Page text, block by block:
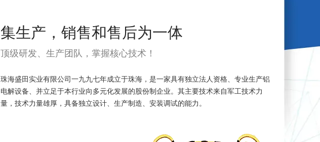
集生产，销售和售后为一体
顶级研发、生产团队，掌握核心技术！
珠海盛田实业有限公司一九九七年成立于珠海，是一家具有独立法人资格、专业生产铝
电解设备、并立足于本行业向多元化发展的股份制企业。其主要技术来自军工技术力
量，技术力量雄厚，具备独立设计、生产制造、安装调试的能力。